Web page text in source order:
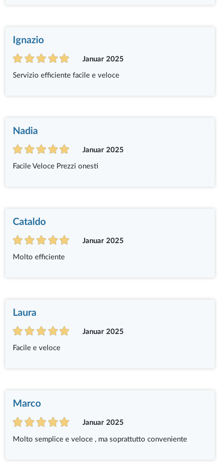
Ignazio
Januar 2025
Servizio efficiente facile e veloce
Nadia
Januar 2025
Facile Veloce Prezzi onesti
Cataldo
Januar 2025
Molto efficiente
Laura
Januar 2025
Facile e veloce
Marco
Januar 2025
Molto semplice e veloce , ma soprattutto conveniente